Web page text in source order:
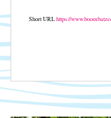
Short URLhttps://